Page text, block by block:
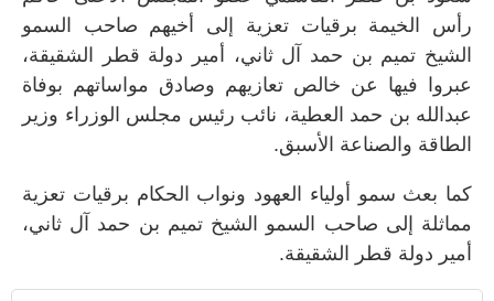
رأس الخيمة برقيات تعزية إلى أخيهم صاحب السمو
الشيخ تميم بن حمد آل ثاني، أمير دولة قطر الشقيقة،
عبروا فيها عن خالص تعازيهم وصادق مواساتهم بوفاة
عبدالله بن حمد العطية، نائب رئيس مجلس الوزراء وزير
الطاقة والصناعة الأسبق.
كما بعث سمو أولياء العهود ونواب الحكام برقيات تعزية
مماثلة إلى صاحب السمو الشيخ تميم بن حمد آل ثاني،
أمير دولة قطر الشقيقة.